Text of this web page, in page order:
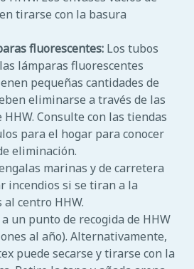
tirarse con la basura
fluorescentes: Los tubos
lámparas fluorescentes
pequeñas cantidades de
eliminarse a través de las
Consulte con las tiendas
para el hogar para conocer
eliminación.
marinas y de carretera
incendios si se tiran a la
centro HHW.
un punto de recogida de HHW
al año). Alternativamente,
puede secarse y tirarse con la